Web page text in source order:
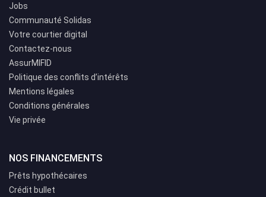
Jobs
Communauté Solidas
Votre courtier digital
Contactez-nous
AssurMIFID
Politique des conflits d’intérêts
Mentions légales
Conditions générales
Vie privée
NOS FINANCEMENTS
Prêts hypothécaires
Crédit bullet